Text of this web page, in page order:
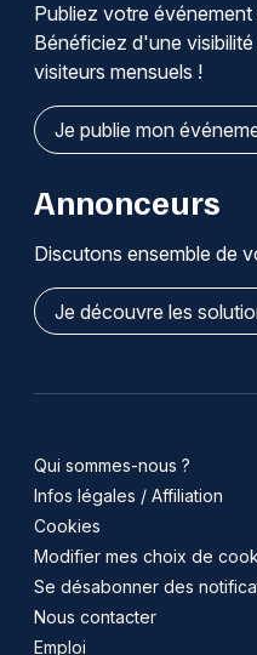
Publiez votre
Bénéficiez d'une
visiteurs mensuels !
Je publie mon
Annonceurs
Discutons ensemble de
Je découvre les
Qui sommes-nous ?
Infos légales / Affiliation
Cookies
Modifier mes choix de
Se désabonner des
Nous contacter
Emploi